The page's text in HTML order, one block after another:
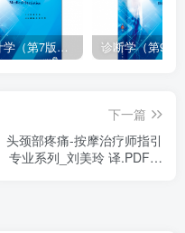
医学统计学（第7版）李康主编_人卫版教材.PDF电子书下载
下一篇
头颈部疼痛-按摩治疗师指引
专业系列_刘美玲 译.PDF电